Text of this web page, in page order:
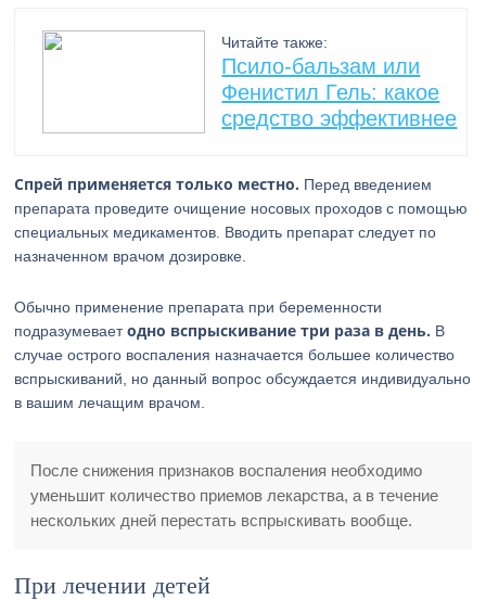
Читайте также:
Псило-бальзам или
Фенистил Гель: какое
средство эффективнее
Спрей применяется только местно. Перед введением
препарата проведите очищение носовых проходов с помощью
специальных медикаментов. Вводить препарат следует по
назначенном врачом дозировке.
Обычно применение препарата при беременности
подразумеваетодно вспрыскивание три раза в день. В
случае острого воспаления назначается большее количество
вспрыскиваний, но данный вопрос обсуждается индивидуально
в вашим лечащим врачом.
После снижения признаков воспаления необходимо
уменьшит количество приемов лекарства, а в течение
нескольких дней перестать вспрыскивать вообще.
При лечении детей